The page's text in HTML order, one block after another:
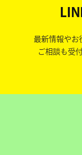
最新情報やお
ご相談も受